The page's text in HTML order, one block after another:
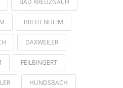
BREITENHEIM
DAXWEILER
FEILBINGERT
HUNDSBACH